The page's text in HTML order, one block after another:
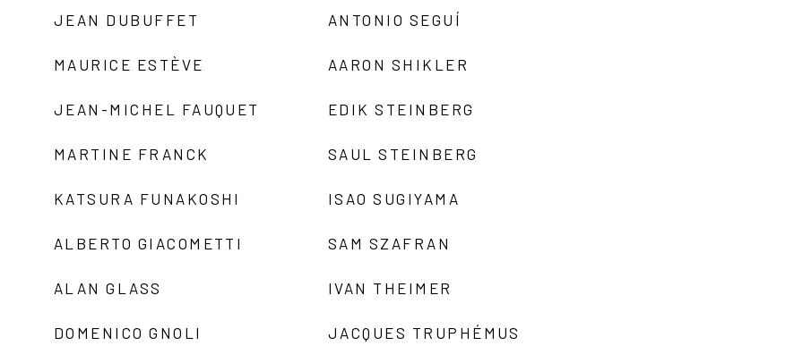
JEAN DUBUFFET
MAURICE ESTÈVE
JEAN-MICHEL FAUQUET
MARTINE FRANCK
KATSURA FUNAKOSHI
ALBERTO GIACOMETTI
ALAN GLASS
DOMENICO GNOLI
ANTONIO SEGUÍ
AARON SHIKLER
EDIK STEINBERG
SAUL STEINBERG
ISAO SUGIYAMA
SAM SZAFRAN
IVAN THEIMER
JACQUES TRUPHÉMUS